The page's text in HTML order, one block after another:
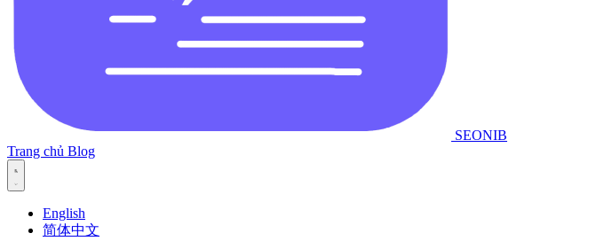
SEONIB
Trang chủ Blog
English
简体中文